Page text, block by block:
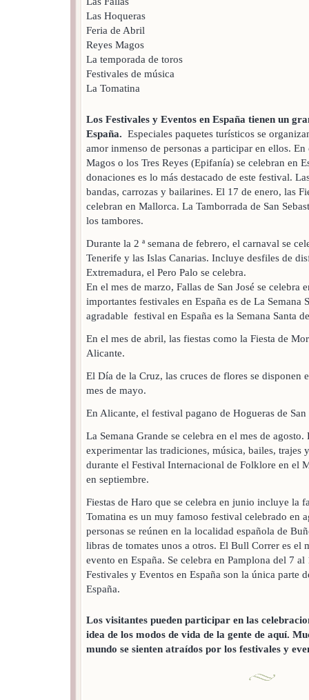
Las Hoqueras
Feria de Abril
Reyes Magos
La temporada de toros
Festivales de música
La Tomatina
Los Festivales y Eventos en España tienen un
España. Especiales paquetes turísticos se
amor inmenso de personas a participar en ellos.
Magos o los Tres Reyes (Epifanía) se celebran en
donaciones es lo más destacado de este festival.
bandas, carrozas y bailarines. El 17 de enero, las
celebran en Mallorca. La Tamborrada de San
los tambores.
Durante la 2 ª semana de febrero, el carnaval se
Tenerife y las Islas Canarias. Incluye desfiles de
Extremadura, el Pero Palo se celebra.
En el mes de marzo, Fallas de San José se celebra
importantes festivales en España es de La Semana
agradable festival en España es la Semana Santa
En el mes de abril, las fiestas como la Fiesta de
Alicante.
El Día de la Cruz, las cruces de flores se disponen
mes de mayo.
En Alicante, el festival pagano de Hogueras de
La Semana Grande se celebra en el mes de
experimentar las tradiciones, música, bailes, trajes
durante el Festival Internacional de Folklore en el
en septiembre.
Fiestas de Haro que se celebra en junio incluye la
Tomatina es un muy famoso festival celebrado en
personas se reúnen en la localidad española de
libras de tomates unos a otros. El Bull Correr es el
evento en España. Se celebra en Pamplona del 7
Festivales y Eventos en España son la única parte
España.
Los visitantes pueden participar en las
idea de los modos de vida de la gente de aquí.
mundo se sienten atraídos por los festivales y